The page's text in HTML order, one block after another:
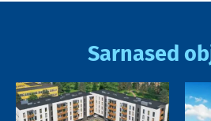
Sarnased